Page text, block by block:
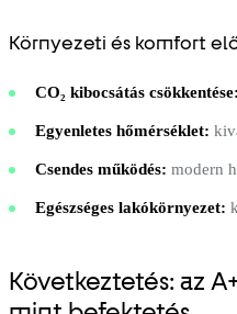
Környezeti és komfort
CO₂ kibocsátás csökkentése:
Egyenletes hőmérséklet:
Csendes működés: modern
Egészséges lakókörnyezet:
Következtetés: az